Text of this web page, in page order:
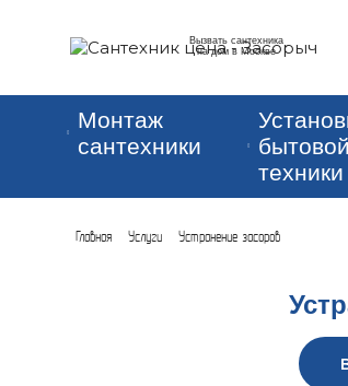
Вызвать сантехника
на дом в Москве
Монтаж
сантехники
бытовой
техники
Главная Услуги Устранение засоров